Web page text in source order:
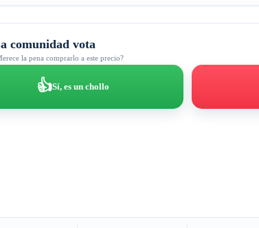
comunidad vota
la pena comprarlo a este precio?
👍Sí, es un chollo